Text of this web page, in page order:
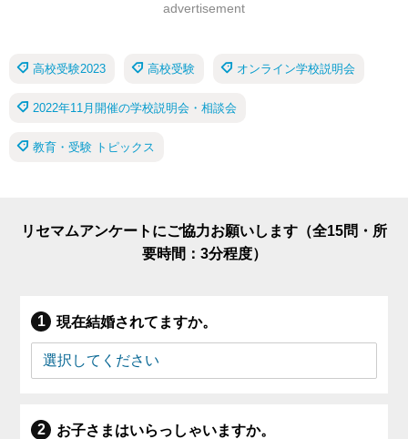
advertisement
高校受験2023 高校受験 オンライン学校説明会
2022年11月開催の学校説明会・相談会
教育・受験 トピックス
リセマムアンケートにご協力お願いします（全15問・所
要時間：3分程度）
現在結婚されてますか。
お子さまはいらっしゃいますか。